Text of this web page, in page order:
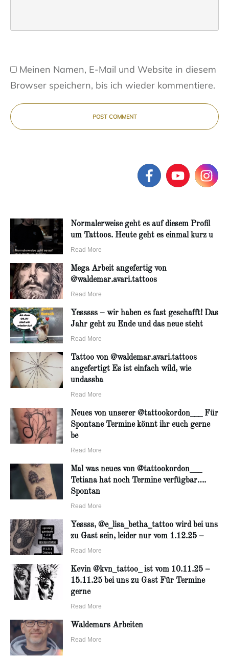
Meinen Namen, E-Mail und Website in diesem
Browser speichern, bis ich wieder kommentiere.
POST COMMENT
Normalerweise geht es auf diesem Profil
um Tattoos. Heute geht es einmal kurz u
Read More
Mega Arbeit angefertig von
@waldemar.avari.tattoos
Read More
Yesssss – wir haben es fast geschafft! Das
Jahr geht zu Ende und das neue steht
Read More
Tattoo von @waldemar.avari.tattoos
angefertigt Es ist einfach wild, wie
undassba
Read More
Neues von unserer @tattookordon___ Für
Spontane Termine könnt ihr euch gerne
be
Read More
Mal was neues von @tattookordon___
Tetiana hat noch Termine verfügbar….
Spontan
Read More
Yessss, @e_lisa_betha_tattoo wird bei uns
zu Gast sein, leider nur vom 1.12.25 –
Read More
Kevin @kvn_tattoo_ ist vom 10.11.25 –
15.11.25 bei uns zu Gast Für Termine
gerne
Read More
Waldemars Arbeiten
Read More